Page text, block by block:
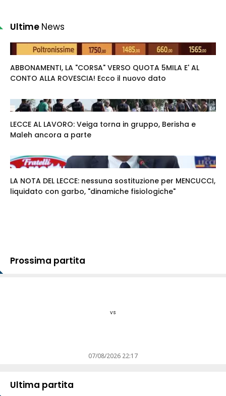
Ultime News
ABBONAMENTI, LA "CORSA" VERSO QUOTA 5MILA E' AL
CONTO ALLA ROVESCIA! Ecco il nuovo dato
LECCE AL LAVORO: Veiga torna in gruppo, Berisha e
Maleh ancora a parte
LA NOTA DEL LECCE: nessuna sostituzione per MENCUCCI,
liquidato con garbo, "dinamiche fisiologiche"
Prossima partita
vs
07/08/2026 22:17
Ultima partita